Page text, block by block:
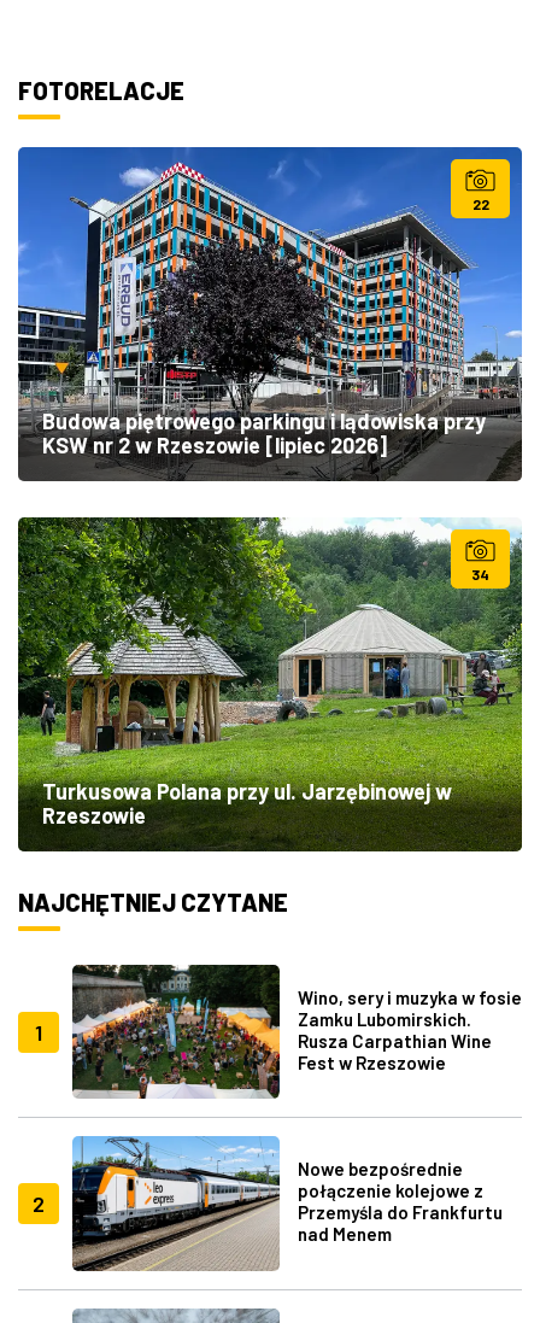
FOTORELACJE
22
Budowa piętrowego parkingu i lądowiska przy
KSW nr 2 w Rzeszowie [lipiec 2026]
34
Turkusowa Polana przy ul. Jarzębinowej w
Rzeszowie
NAJCHĘTNIEJ CZYTANE
1
Wino, sery i muzyka w fosie
Zamku Lubomirskich.
Rusza Carpathian Wine
Fest w Rzeszowie
2
Nowe bezpośrednie
połączenie kolejowe z
Przemyśla do Frankfurtu
nad Menem